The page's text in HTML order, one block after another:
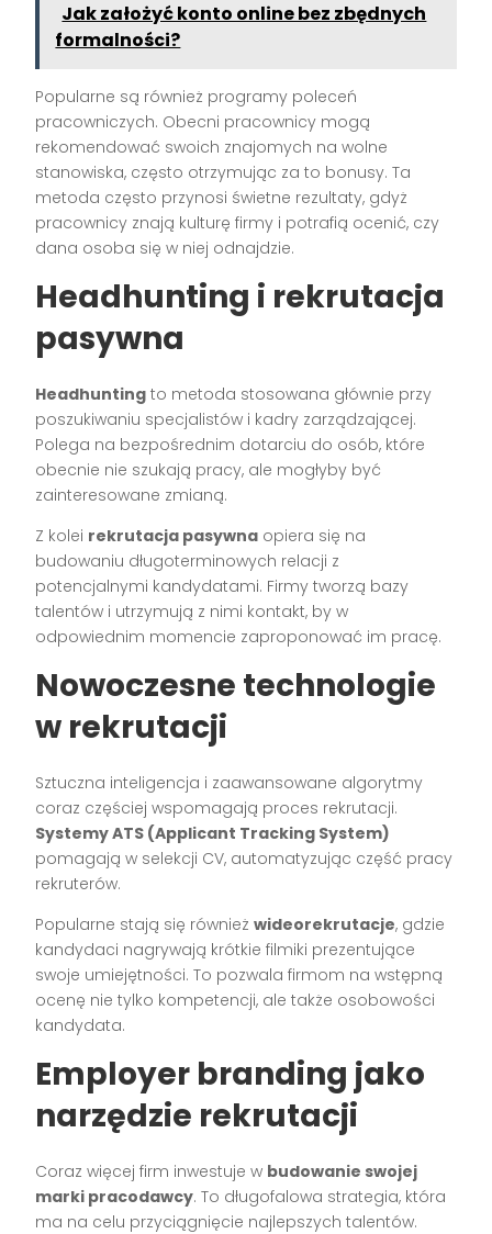
Jak założyć konto online bez zbędnych
formalności?
Popularne są również programy poleceń
pracowniczych. Obecni pracownicy mogą
rekomendować swoich znajomych na wolne
stanowiska, często otrzymując za to bonusy. Ta
metoda często przynosi świetne rezultaty, gdyż
pracownicy znają kulturę firmy i potrafią ocenić, czy
dana osoba się w niej odnajdzie.
Headhunting i rekrutacja
pasywna
Headhunting to metoda stosowana głównie przy
poszukiwaniu specjalistów i kadry zarządzającej.
Polega na bezpośrednim dotarciu do osób, które
obecnie nie szukają pracy, ale mogłyby być
zainteresowane zmianą.
Z kolei rekrutacja pasywna opiera się na
budowaniu długoterminowych relacji z
potencjalnymi kandydatami. Firmy tworzą bazy
talentów i utrzymują z nimi kontakt, by w
odpowiednim momencie zaproponować im pracę.
Nowoczesne technologie
w rekrutacji
Sztuczna inteligencja i zaawansowane algorytmy
coraz częściej wspomagają proces rekrutacji.
Systemy ATS (Applicant Tracking System)
pomagają w selekcji CV, automatyzując część pracy
rekruterów.
Popularne stają się równieżwideorekrutacje, gdzie
kandydaci nagrywają krótkie filmiki prezentujące
swoje umiejętności. To pozwala firmom na wstępną
ocenę nie tylko kompetencji, ale także osobowości
kandydata.
Employer branding jako
narzędzie rekrutacji
Coraz więcej firm inwestuje w budowanie swojej
marki pracodawcy. To długofalowa strategia, która
ma na celu przyciągnięcie najlepszych talentów.